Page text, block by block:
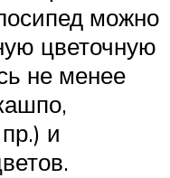
можно
цветочную
не менее
и